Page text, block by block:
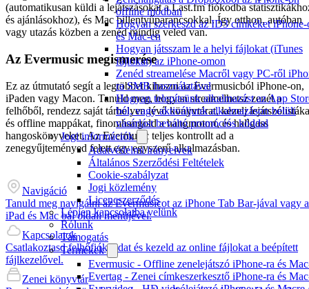
offline módban
Hogyan szerkeszd az ID3 címkéket iPhone-
és Mac-en
Hogyan játsszam le a helyi fájlokat (iTunes
fájlokat) az iPhone-omon
Zenéd streamelése Macről vagy PC-ről
ra SMB használatával
Hogyan telepítsünk alkalmazást az App
ból, vagy aktiváljunk alkalmazáson belüli
vásárlást beváltó promóciós kóddal
Jogi információk
Adatvédelmi irányelvek
Általános Szerződési Feltételek
Cookie-szabályzat
Jogi közlemény
Licencszerződés
Lépjen kapcsolatba velünk
Rólunk
Támogatás
Termékek
Evermusic - Offline zenelejátszó iPhone-ra és
Evertag - Zenei címkeszerkesztő iPhone-ra és
(automatikusan küldi a lejátszásokat a Last.fm fiókodba
és ajánlásokhoz), és Mac billentyűparancsokkal. Így otthon, autóban
vagy utazás közben a zenéd mindig veled van.
Az Evermusic megismerése
Ez az útmutató segít a legtöbbet kihozni az Evermusicból iPhone-on,
iPaden vagy Macon. Tanuld meg, hogyan streamelhetsz zenét a
felhőből, rendezz saját tárhelyen lévő könyvtárat, kezelj
és offline mappákat, finomhangold a hangmotort, és hallgass
hangoskönyveket. Az Evermusic teljes kontrollt ad a
zenegyűjteményed felett egy egyszerű alkalmazásban.
Navigáció
Tanuld meg navigálni az Evermusicot az iPhone Tab Bar-jával vagy
iPad és Mac bal oldali menüjével.
Kapcsolatok
Csatlakoztasd felhőfiókjaidat és kezeld az online fájlokat a beépített
fájlkezelővel.
Zenei könyvtár